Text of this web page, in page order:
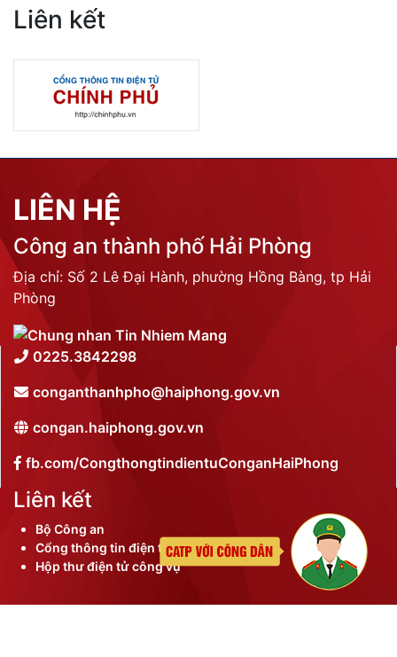
Liên kết
LIÊN HỆ
Công an thành phố Hải Phòng
Địa chỉ: Số 2 Lê Đại Hành, phường Hồng Bàng, tp Hải
Phòng
0225.3842298
conganthanhpho@haiphong.gov.vn
congan.haiphong.gov.vn
fb.com/CongthongtindientuConganHaiPhong
Liên kết
Bộ Công an
Cổng thông tin điện tử thành phố
Hộp thư điện tử công vụ